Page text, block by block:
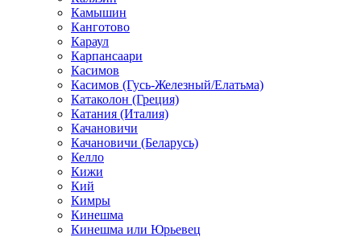
Камышин
Канготово
Караул
Карпансаари
Касимов
Касимов (Гусь-Железный/Елатьма)
Катаколон (Греция)
Катания (Италия)
Качановичи
Качановичи (Беларусь)
Келло
Кижи
Кий
Кимры
Кинешма
Кинешма или Юрьевец